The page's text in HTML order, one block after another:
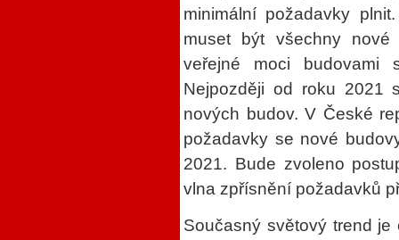
minimální požadavky
muset být všechny
veřejné moci budovami
Nejpozději od roku 2021
nových budov. V České
požadavky se nové
2021. Bude zvoleno
vlna zpřísnění požadavků
Současný světový trend je